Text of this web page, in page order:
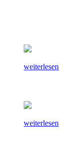
weiterlesen
weiterlesen